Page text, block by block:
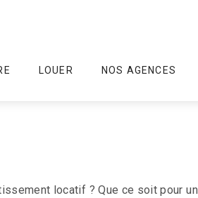
LOUER NOS AGENCES
locatif ? Que ce soit pour